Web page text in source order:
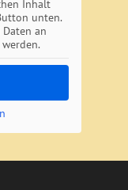
Inhalt
unten.
an